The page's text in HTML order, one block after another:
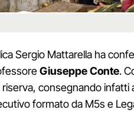
Sergio Mattarella ha
Giuseppe Conte.
consegnando infatti
formato da M5s e